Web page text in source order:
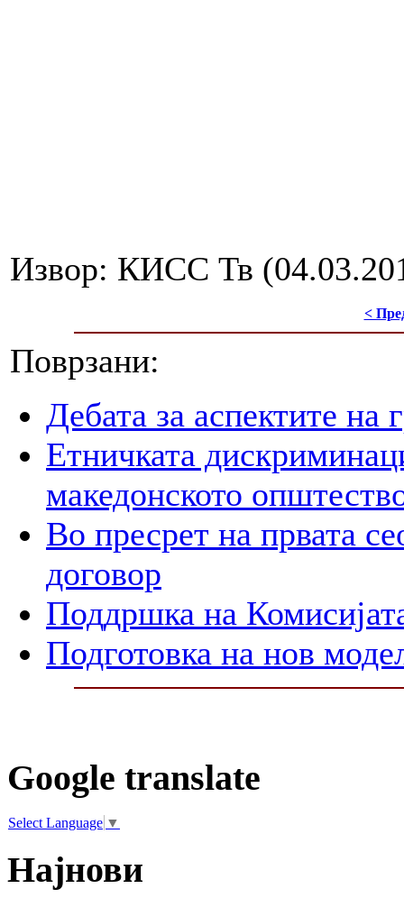
Извор: КИСС Тв
<
Поврзани:
Дебата за аспектите на
Етничката
македонското
Во пресрет на првата
договор
Поддршка на
Подготовка на нов
Google translate
Select Language ▼
Најнови